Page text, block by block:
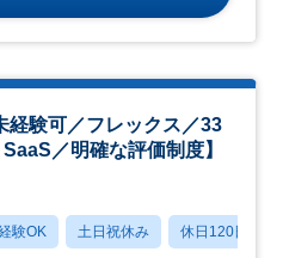
経験可／フレックス／33
／明確な評価制度】
験OK 土日祝休み 休日120日以上